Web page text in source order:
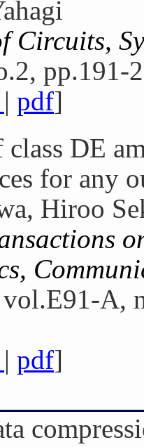
Circuits,
pp.191-
| pdf]
class DE
for any
Hiroo
A,
| pdf]